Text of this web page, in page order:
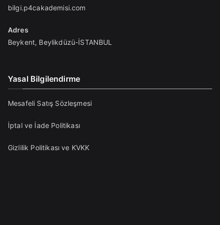
bilgi.p4cakademisi.com
Adres
Beykent, Beylikdüzü-İSTANBUL
Yasal Bilgilendirme
Mesafeli Satış Sözleşmesi
İptal ve İade Politikası
Gizlilik Politikası ve KVKK